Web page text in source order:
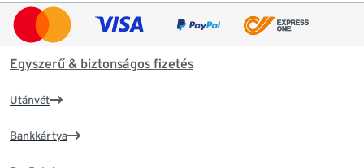
Egyszerű & biztonságos fizetés
Utánvét
Bankkártya